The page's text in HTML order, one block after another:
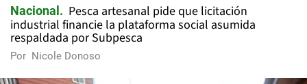
Nacional
Pesca artesanal pide que licitación
industrial financie la plataforma social asumida
respaldada por Subpesca
Por Nicole Donoso